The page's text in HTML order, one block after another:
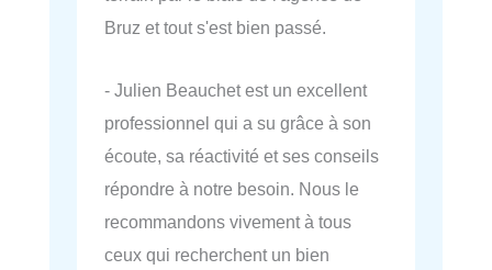
Bruz et tout s'est bien passé.
- Julien Beauchet est un excellent
professionnel qui a su grâce à son
écoute, sa réactivité et ses conseils
répondre à notre besoin. Nous le
recommandons vivement à tous
ceux qui recherchent un bien